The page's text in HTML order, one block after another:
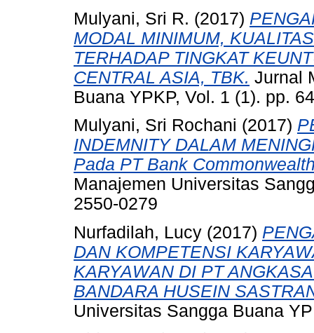
Mulyani, Sri R. (2017)
MODAL MINIMUM,
TERHADAP TINGKAT
CENTRAL ASIA, TBK. Jurnal
Buana YPKP, Vol. 1 (1). pp.
Mulyani, Sri Rochani (2017)
INDEMNITY DALAM
Pada PT Bank
Manajemen Universitas
2550-0279
Nurfadilah, Lucy (2017)
DAN KOMPETENSI
KARYAWAN DI PT
BANDARA HUSEIN
Universitas Sangga Buana